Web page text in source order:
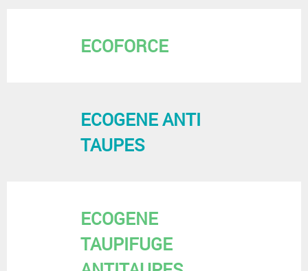
ECOFORCE
ECOGENE ANTI
TAUPES
ECOGENE
TAUPIFUGE